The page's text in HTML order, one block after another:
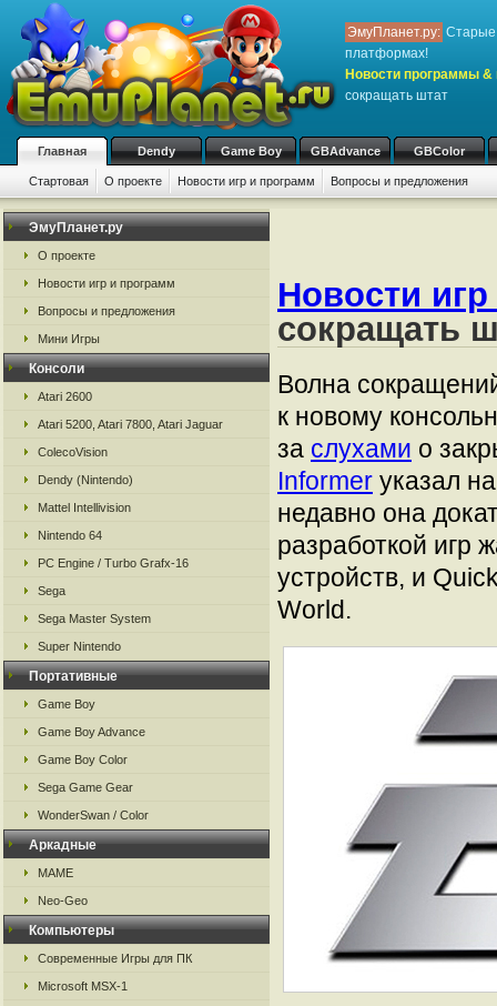
ЭмуПланет.ру: Старые
платформах!
Новости программы &
сокращать штат
Главная Dendy Game Boy GBAdvance GBColor
Стартовая О проекте Новости игр и программ Вопросы и предложения
ЭмуПланет.ру
О проекте
Новости игр и программ
Вопросы и предложения
Мини Игры
Консоли
Atari 2600
Atari 5200, Atari 7800, Atari Jaguar
ColecoVision
Dendy (Nintendo)
Mattel Intellivision
Nintendo 64
PC Engine / Turbo Grafx-16
Sega
Sega Master System
Super Nintendo
Портативные
Game Boy
Game Boy Advance
Game Boy Color
Sega Game Gear
WonderSwan / Color
Аркадные
MAME
Neo-Geo
Компьютеры
Современные Игры для ПК
Microsoft MSX-1
Новости
сокращать
Волна
к новому
за слухами о
Informer указал
недавно она
разработкой игр
устройств, и
World.